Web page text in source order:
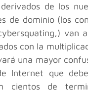
de los
de dominio (los
van
con la
una mayor
Internet que
cientos de